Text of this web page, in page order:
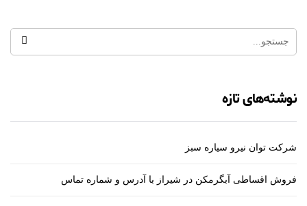
نوشته‌های تازه
شرکت توان نیرو سیاره سبز
فروش اقساطی آبگرمکن در شیراز با آدرس و شماره تماس